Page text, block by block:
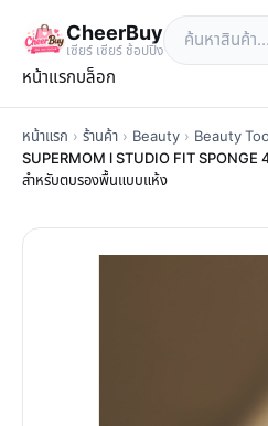
CheerBuy
เซียร์ เซียร์ ช้อปปิ้ง
หน้าแรกบล็อก
หน้าแรก › ร้านค้า › Beauty › Beauty
SUPERMOM l STUDIO FIT SPONGE
สำหรับตบรองพื้นแบบแห้ง